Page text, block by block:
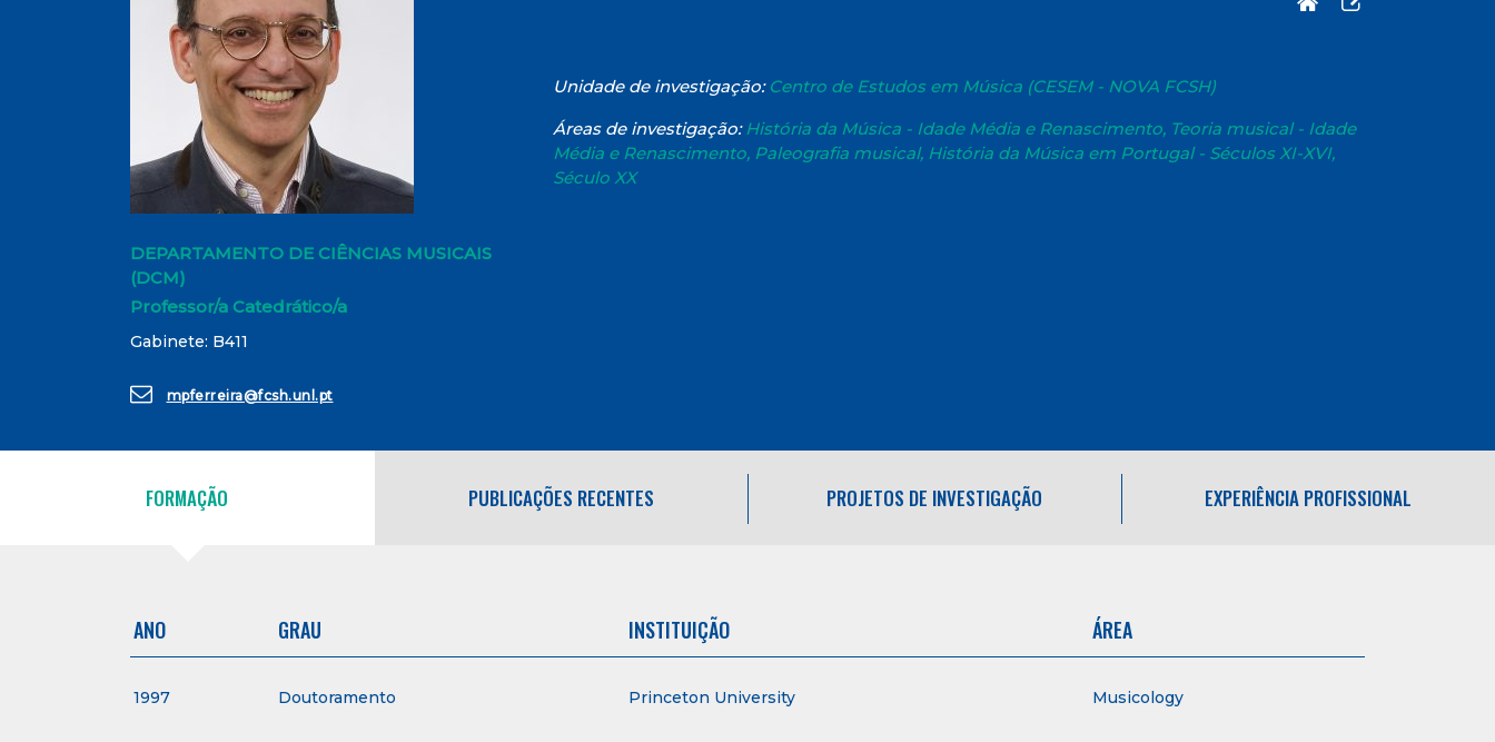
DEPARTAMENTO DE CIÊNCIAS MUSICAIS
(DCM)
Professor/a Catedrático/a
Gabinete: B411
mpferreira@fcsh.unl.pt
Unidade de investigação: Centro de Estudos em Música (CESEM - NOVA FCSH)
Áreas de investigação:História da Música - Idade Média e Renascimento, Teoria musical - Idade
Média e Renascimento, Paleografia musical, História da Música em Portugal - Séculos XI-XVI,
Século XX
FORMAÇÃO PUBLICAÇÕES RECENTES PROJETOS DE INVESTIGAÇÃO EXPERIÊNCIA PROFISSIONAL
ANO GRAU INSTITUIÇÃO ÁREA
1997 Doutoramento Princeton University Musicology